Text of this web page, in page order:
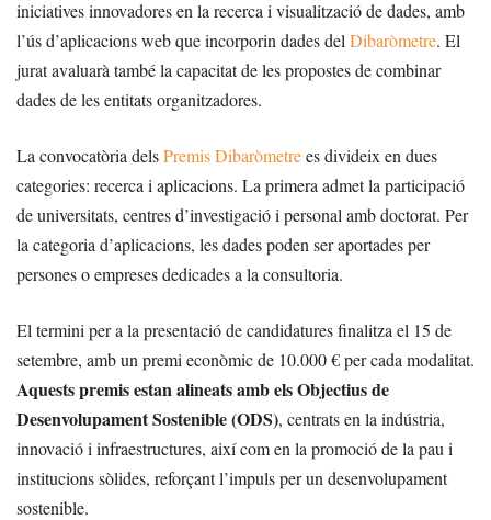
iniciatives innovadores en la recerca i visualització de dades, amb
l’ús d’aplicacions web que incorporin dades del Dibaròmetre. El
jurat avaluarà també la capacitat de les propostes de combinar
dades de les entitats organitzadores.
La convocatòria delsPremis Dibaròmetrees divideix en dues
categories: recerca i aplicacions. La primera admet la participació
de universitats, centres d’investigació i personal amb doctorat. Per
la categoria d’aplicacions, les dades poden ser aportades per
persones o empreses dedicades a la consultoria.
El termini per a la presentació de candidatures finalitza el 15 de
setembre, amb un premi econòmic de 10.000 € per cada modalitat.
Aquests premis estan alineats amb els Objectius de
Desenvolupament Sostenible (ODS), centrats en la indústria,
innovació i infraestructures, així com en la promoció de la pau i
institucions sòlides, reforçant l’impuls per un desenvolupament
sostenible.